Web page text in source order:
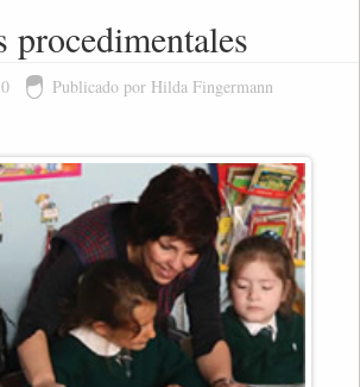
procedimentales
Publicado por Hilda Fingermann